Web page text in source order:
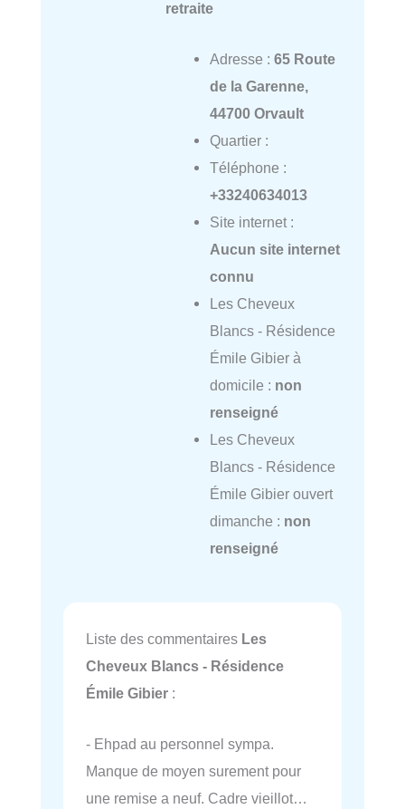
retraite
Adresse : 65 Route
de la Garenne,
44700 Orvault
Quartier :
Téléphone :
+33240634013
Site internet :
Aucun site internet
connu
Les Cheveux
Blancs - Résidence
Émile Gibier à
domicile : non
renseigné
Les Cheveux
Blancs - Résidence
Émile Gibier ouvert
dimanche : non
renseigné
Liste des commentaires Les
Cheveux Blancs - Résidence
Émile Gibier :
- Ehpad au personnel sympa.
Manque de moyen surement pour
une remise a neuf. Cadre vieillot…